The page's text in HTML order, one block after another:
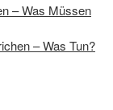
– Was Müssen
– Was Tun?